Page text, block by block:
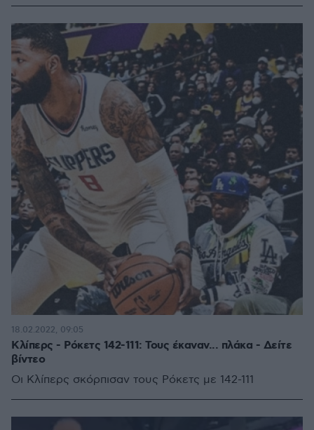
Κλίπερς - Ρόκετς 142-111: Τους έκαναν... πλάκα - Δείτε
βίντεο
Oι Κλίπερς σκόρπισαν τους Ρόκετς με 142-111
18.02.2022, 09:05